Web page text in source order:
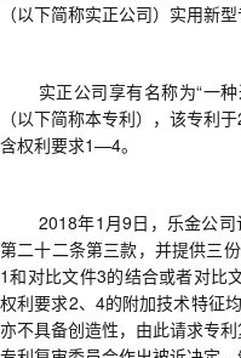
（以下简称实正公司）实用新
实正公司享有名称为“一
（以下简称本专利）， 该专利于
含权利要求1—4。
2018年1月9日，乐金公司
第二十二条第三款，并提供三
1和对比文件3的结合或者对比
权利要求2、4的附加技术特征
亦不具备创造性，由此请求专